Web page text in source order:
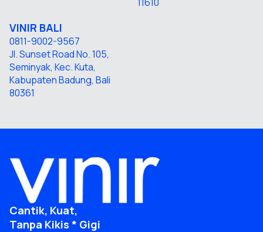
VINIR BALI
0811-9002-9567
Jl. Sunset Road No. 105,
Seminyak, Kec. Kuta,
Kabupaten Badung, Bali
80361
Cantik, Kuat,
Tanpa Kikis * Gigi